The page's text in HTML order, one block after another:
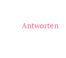
Antworten